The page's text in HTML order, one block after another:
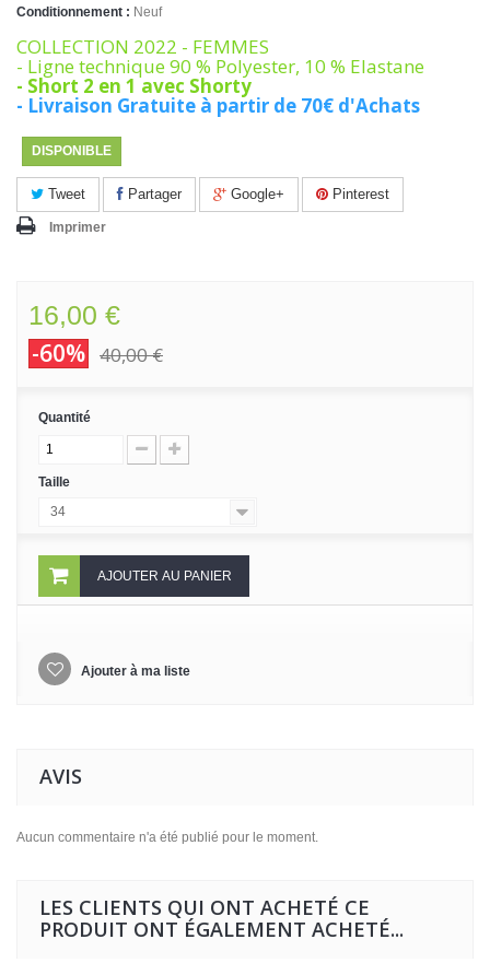
Conditionnement : Neuf
COLLECTION 2022 - FEMMES
- Ligne technique 90 % Polyester, 10 % Elastane
- Short 2 en 1 avec Shorty
- Livraison Gratuite à partir de 70€ d'Achats
DISPONIBLE
Tweet Partager Google+ Pinterest
Imprimer
16,00 €
-60% 40,00 €
Quantité
Taille
34
AJOUTER AU PANIER
Ajouter à ma liste
AVIS
Aucun commentaire n'a été publié pour le moment.
LES CLIENTS QUI ONT ACHETÉ CE
PRODUIT ONT ÉGALEMENT ACHETÉ...